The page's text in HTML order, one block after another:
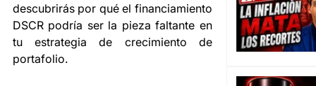
descubrirás por qué el financiamiento
DSCR podría ser la pieza faltante en
tu estrategia de crecimiento de
portafolio.